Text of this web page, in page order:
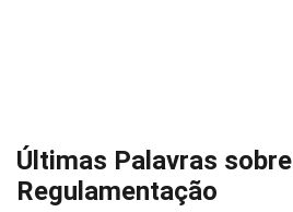
Últimas Palavras sobre
Regulamentação